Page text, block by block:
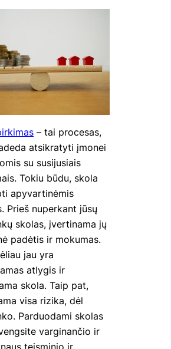
– tai procesas,
atsikratyti įmonei
su susijusiais
Tokiu būdu, skola
apyvartinėmis
Prieš nuperkant jūsų
skolas, įvertinama jų
padėtis ir mokumas.
jau yra
atlygis ir
skola. Taip pat,
visa rizika, dėl
Parduodami skolas
varginančio ir